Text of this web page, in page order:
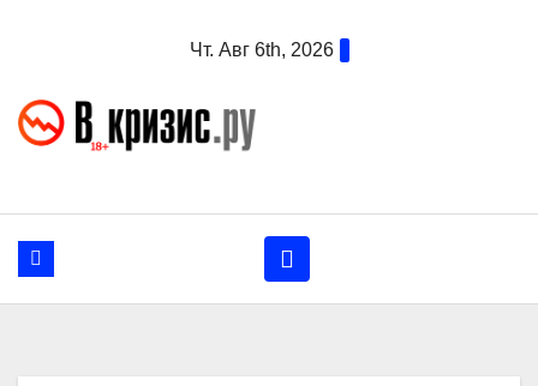
Чт. Авг 6th, 2026